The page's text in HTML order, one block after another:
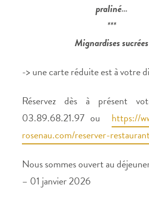
praliné…
***
Mignardises sucrées
-> une carte réduite est à votre
Réservez dès à présent
03.89.68.21.97 ou https://
rosenau.com/reserver-
Nous sommes ouvert au
– 01 janvier 2026